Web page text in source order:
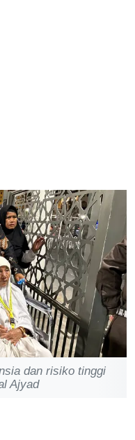
dan risiko tinggi
Ajyad